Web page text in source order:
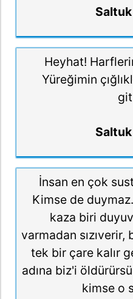
Heyhat!
Yüreğimin
İnsan en çok
Kimse de
kaza biri
varmadan
tek bir çare kalır
adına biz'i
kimse o